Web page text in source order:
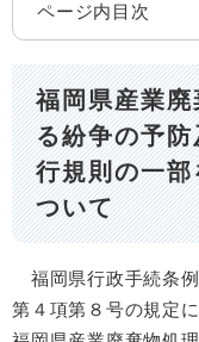
ページ内目次
福岡県産業
る紛争の予
行規則の一
ついて
福岡県行政手続条
第４項第８号の規定